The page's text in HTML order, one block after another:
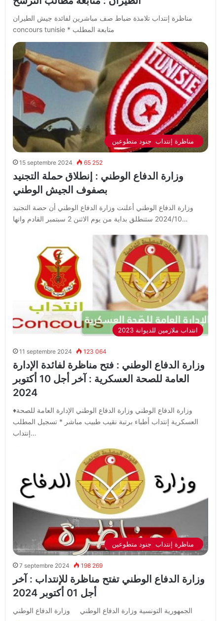
مناظرة إنتداب تلامذة ضباط صف مباشرين لفائدة جيش الطيران
concours tunisie * متابعة المطلب
15 septembre 2024 65 252
وزارة الدفاع الوطني : إنطلاق حملة التجنيد
بصفوف الجيش الوطني
وزارة الدفاع الوطني أعلنت وزارة الدفاع الوطني أن حصة التجنيد
2024/10 ستنطلق بداية من يوم الاثنن 2 سبتمبر القادم وانها…
2023 انتداب ملازمين للديوانة
11 septembre 2024 123 064
وزارة الدفاع الوطني : فتح مناظرة لفائدة الإدارة
العامة للصحة العسكرية : آخر أجل 10 أكتوبر
2024
♦️وزارة الدفاع الوطني وزارة الدفاع الوطني الإدارة العامة للصحة
العسكرية إنتداب أطباء برتبة نقيب طبيب مباشر * تسجيل المطلب
إنتداب…
7 septembre 2024 198 269
وزارة الدفاع الوطني تفتح مناظرة للإنتداب : آخر
أجل 01 أكتوبر 2024
الجمهورية التونسية وزارة الدفاع الوطني وزارة الدفاع الوطني